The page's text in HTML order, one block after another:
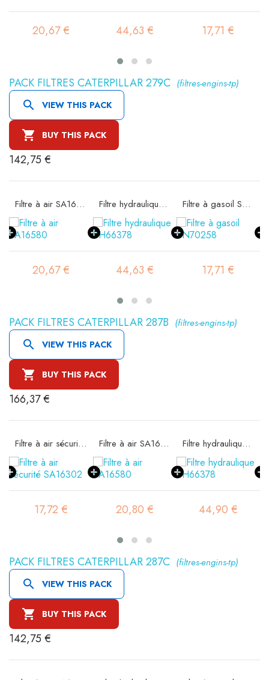
20,67 € 44,63 € 17,71 €
PACK FILTRES CATERPILLAR 279C (filtres-engins-tp)
 VIEW THIS PACK
 BUY THIS PACK
142,75 €
Filtre à air SA16580
20,67 €
Filtre hydraulique SH66378
44,63 €
Filtre à gasoil SN70258
17,71 €
PACK FILTRES CATERPILLAR 287B (filtres-engins-tp)
 VIEW THIS PACK
 BUY THIS PACK
166,37 €
Filtre à air sécurité SA16302
17,72 €
Filtre à air SA16580
20,80 €
Filtre hydraulique SH66378
44,90 €
PACK FILTRES CATERPILLAR 287C (filtres-engins-tp)
 VIEW THIS PACK
 BUY THIS PACK
142,75 €